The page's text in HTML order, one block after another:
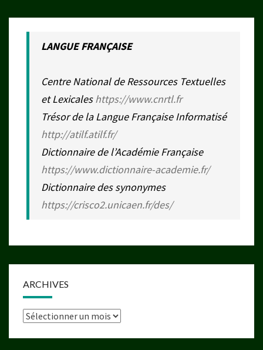
LANGUE FRANÇAISE
Centre National de Ressources Textuelles
et Lexicaleshttps://www.cnrtl.fr
Trésor de la Langue Française Informatisé
http://atilf.atilf.fr/
Dictionnaire de l’Académie Française
https://www.dictionnaire-academie.fr/
Dictionnaire des synonymes
https://crisco2.unicaen.fr/des/
ARCHIVES
Archives